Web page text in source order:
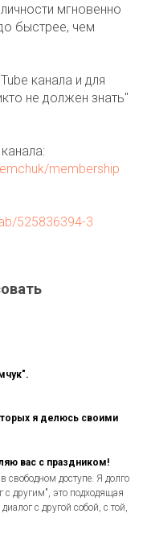
мгновенно
быстрее, чем
канала и для
не должен знать"
membership
525836394-3
я делюсь своими
вас с праздником!
свободном доступе. Я долго
с другим", это подходящая
с другой собой, с той,